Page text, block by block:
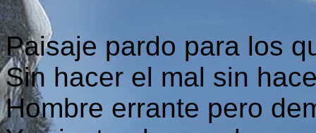
Paisaje pardo para los
Sin hacer el mal sin
Hombre errante pero